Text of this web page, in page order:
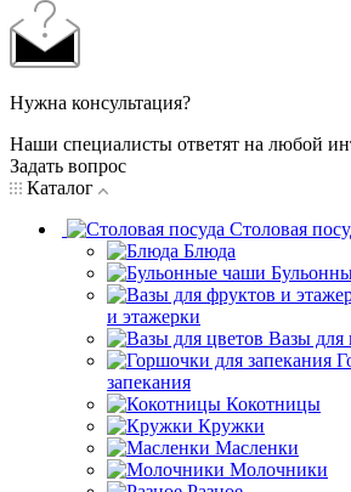
Нужна консультация?
Наши специалисты ответят на любой
Задать вопрос
Каталог
Столовая
Блюда
и этажерки
Вазы для
запекания
Кокотницы
Кружки
Масленки
Молочники